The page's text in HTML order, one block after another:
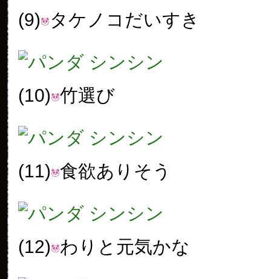
(9) タケノコだいすき
(10) 竹選び
(11) 食欲ありそう
(12) わりと元気かな